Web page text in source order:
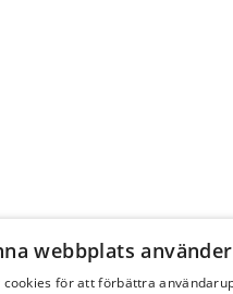
webbplats
för att förbättra